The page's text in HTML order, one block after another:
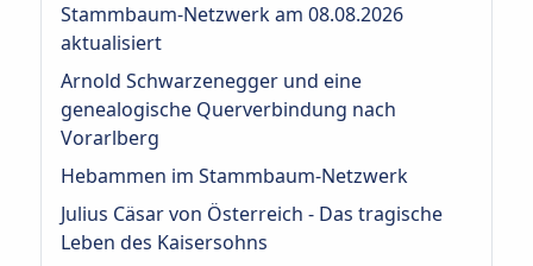
Stammbaum-Netzwerk am 08.08.2026
aktualisiert
Arnold Schwarzenegger und eine
genealogische Querverbindung nach
Vorarlberg
Hebammen im Stammbaum-Netzwerk
Julius Cäsar von Österreich - Das tragische
Leben des Kaisersohns